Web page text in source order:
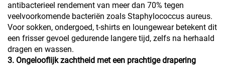
antibacterieel rendement van meer dan 70% tegen
veelvoorkomende bacteriën zoals Staphylococcus aureus.
Voor sokken, ondergoed, t-shirts en loungewear betekent dit
een frisser gevoel gedurende langere tijd, zelfs na herhaald
dragen en wassen.
3. Ongelooflijk zachtheid met een prachtige drapering